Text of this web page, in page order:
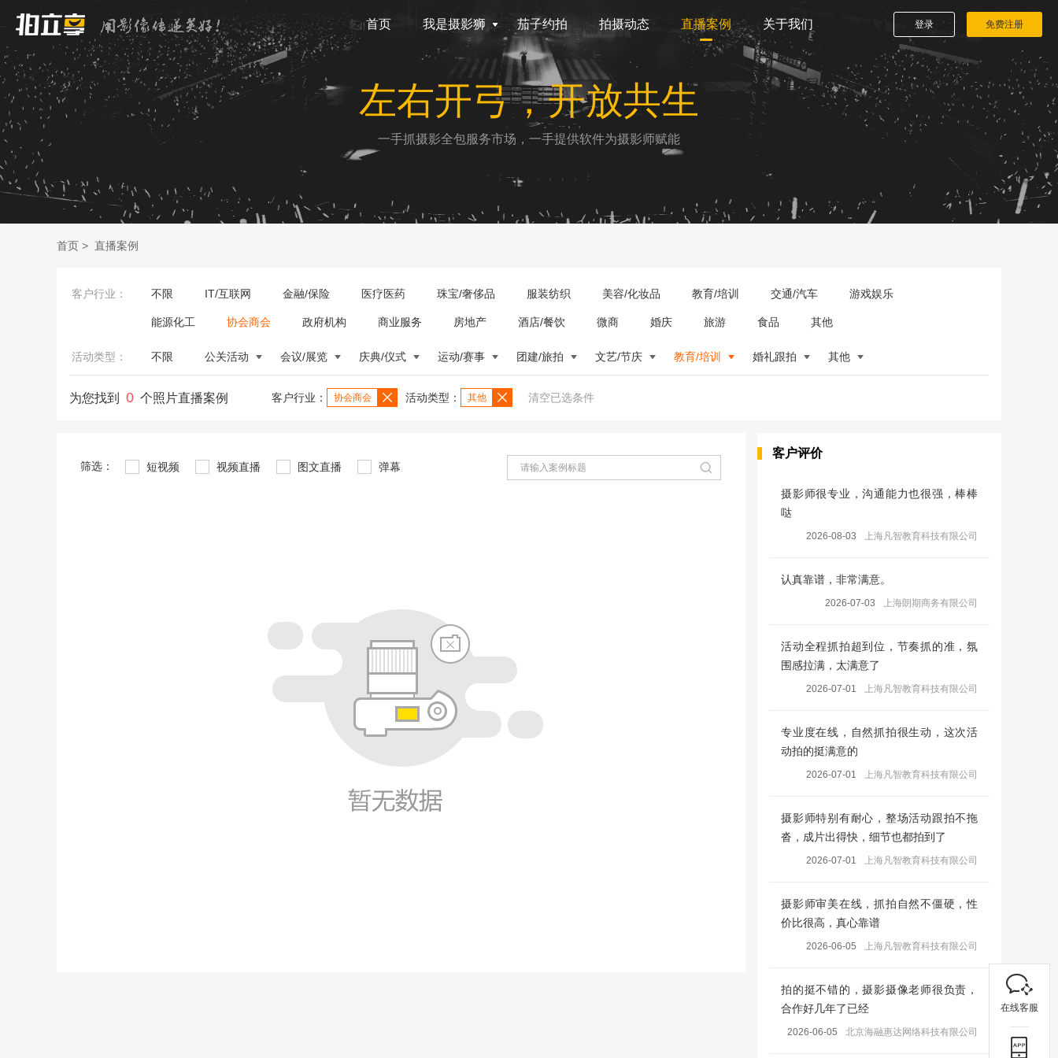
首页 我是摄影狮 茄子约拍 拍摄动态 直播案例 关于我们 登录 免费注册
左右开弓，开放共生
一手抓摄影全包服务市场，一手提供软件为摄影师赋能
首页 > 直播案例
客户行业： 不限 IT/互联网 金融/保险 医疗医药 珠宝/奢侈品 服装纺织 美容/化妆品 教育/培训 交通/汽车 游戏娱乐
能源化工 协会商会 政府机构 商业服务 房地产 酒店/餐饮 微商 婚庆 旅游 食品 其他
活动类型： 不限 公关活动 会议/展览 庆典/仪式 运动/赛事 团建/旅拍 文艺/节庆 教育/培训 婚礼跟拍 其他
为您找到 0 个照片直播案例 客户行业： 协会商会 活动类型： 其他 清空已选条件
筛选： 短视频 视频直播 图文直播 弹幕
客户评价
摄影师很专业，沟通能力也很强，棒棒
哒
2026-08-03 上海凡智教育科技有限公司
认真靠谱，非常满意。
2026-07-03 上海朗期商务有限公司
活动全程抓拍超到位，节奏抓的准，氛
围感拉满，太满意了
2026-07-01 上海凡智教育科技有限公司
专业度在线，自然抓拍很生动，这次活
动拍的挺满意的
2026-07-01 上海凡智教育科技有限公司
摄影师特别有耐心，整场活动跟拍不拖
沓，成片出得快，细节也都拍到了
2026-07-01 上海凡智教育科技有限公司
摄影师审美在线，抓拍自然不僵硬，性
价比很高，真心靠谱
2026-06-05 上海凡智教育科技有限公司
拍的挺不错的，摄影摄像老师很负责，
合作好几年了已经
2026-06-05 北京海融惠达网络科技有限公司
在线客服